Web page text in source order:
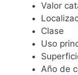
Valor
Clase
Uso
Año de